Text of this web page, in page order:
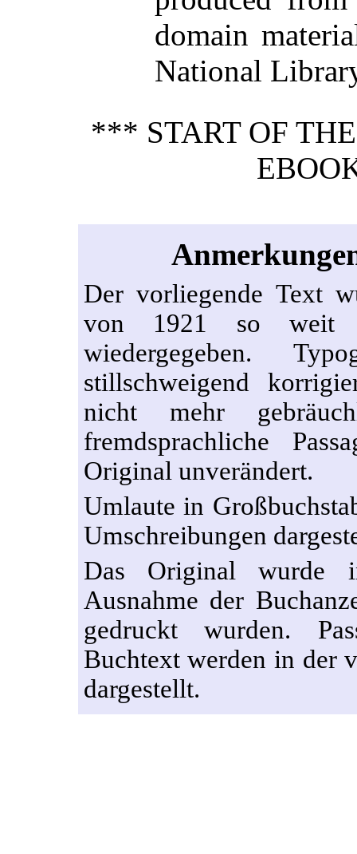
domain
National
*** START OF
Der vorliegende Text
von 1921 so weit
wiedergegeben.
stillschweigend
nicht mehr
fremdsprachliche
Original unverändert.
Umlaute in
Umschreibungen
Das Original wurde
Ausnahme der
gedruckt wurden.
Buchtext werden in der
dargestellt.